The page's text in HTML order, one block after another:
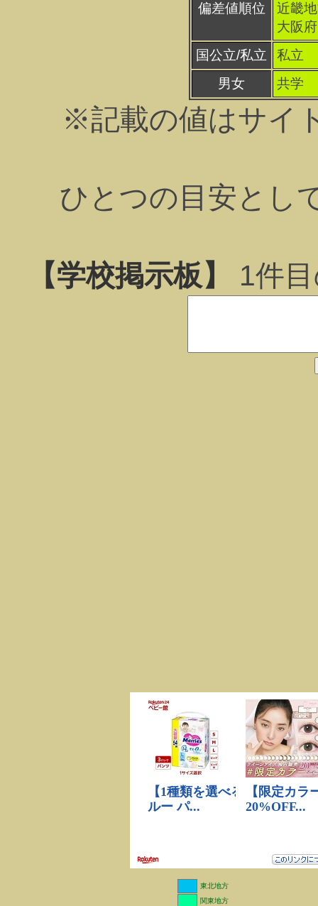
偏差値順位
近畿
大阪
国公立/私立
私立
男女
共学
※記載の値はサイ
ひとつの目安とし
【学校掲示板】 1件
東北地方
関東地方